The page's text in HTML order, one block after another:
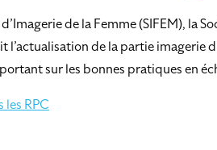
de la Femme (SIFEM), la
l’actualisation de la partie imagerie
sur les bonnes pratiques en
RPC